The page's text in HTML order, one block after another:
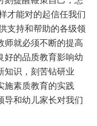
才能对的起信任我们
支持和帮助的各级领
师就必须不断的提高
好的品质教育影响幼
知识，刻苦钻研业
施素质教育的实践
导和幼儿家长对我们